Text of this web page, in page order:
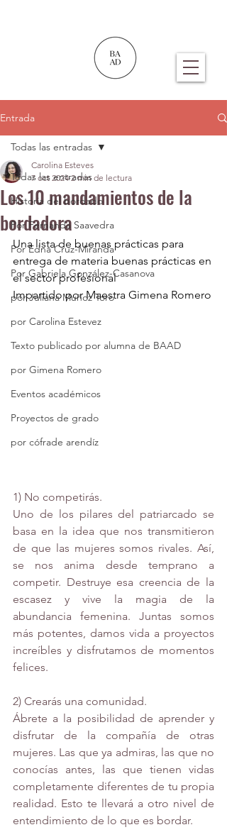
Entrada
Todas las entradas
Historia del bordado
Por Fernanda Saavedra
Por Edna Cruz-Miranda
Por Gabriela González-Casanova
por Juliana Muñoz Toro
por Carolina Estevez
Texto publicado por alumna de BAAD
por Gimena Romero
Eventos académicos
Proyectos de grado
por cófrade arendíz
Todas las entradas
Los 10 mandamientos de la
bordadora
Carolina Esteves
7 oct 2024 2 min de lectura
Una lista de buenas prácticas para
entrega de materia buenas prácticas en
el sector profesional
Impartido por Maestra Gimena Romero
1) No competirás.
Uno de los pilares del patriarcado se
basa en la idea que nos transmitieron
de que las mujeres somos rivales. Así,
se nos anima desde temprano a
competir. Destruye esa creencia de la
escasez y vive la magia de la
abundancia femenina. Juntas somos
más potentes, damos vida a proyectos
increíbles y disfrutamos de momentos
felices.
2) Crearás una comunidad.
Ábrete a la posibilidad de aprender y
disfrutar de la compañía de otras
mujeres. Las que ya admiras, las que no
conocías antes, las que tienen vidas
completamente diferentes de tu propia
realidad. Esto te llevará a otro nivel de
entendimiento de lo que es bordar.